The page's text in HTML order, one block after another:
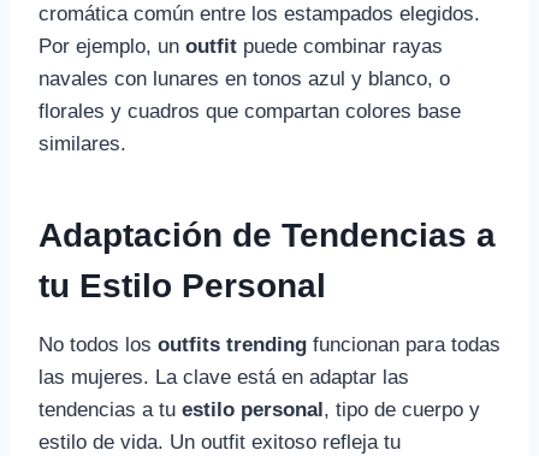
cromática común entre los estampados elegidos.
Por ejemplo, un outfit puede combinar rayas
navales con lunares en tonos azul y blanco, o
florales y cuadros que compartan colores base
similares.
Adaptación de Tendencias a
tu Estilo Personal
No todos los outfits trending funcionan para todas
las mujeres. La clave está en adaptar las
tendencias a tu estilo personal, tipo de cuerpo y
estilo de vida. Un outfit exitoso refleja tu